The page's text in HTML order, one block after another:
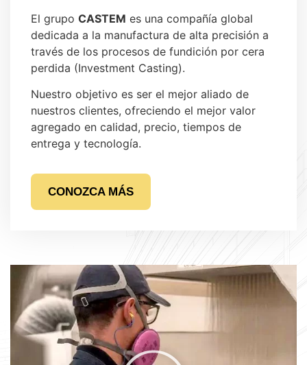
El grupo CASTEM es una compañía global
dedicada a la manufactura de alta precisión a
través de los procesos de fundición por cera
perdida (Investment Casting).
Nuestro objetivo es ser el mejor aliado de
nuestros clientes, ofreciendo el mejor valor
agregado en calidad, precio, tiempos de
entrega y tecnología.
CONOZCA MÁS